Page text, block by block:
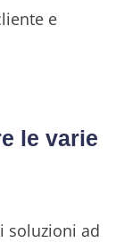
e
le varie
soluzioni ad